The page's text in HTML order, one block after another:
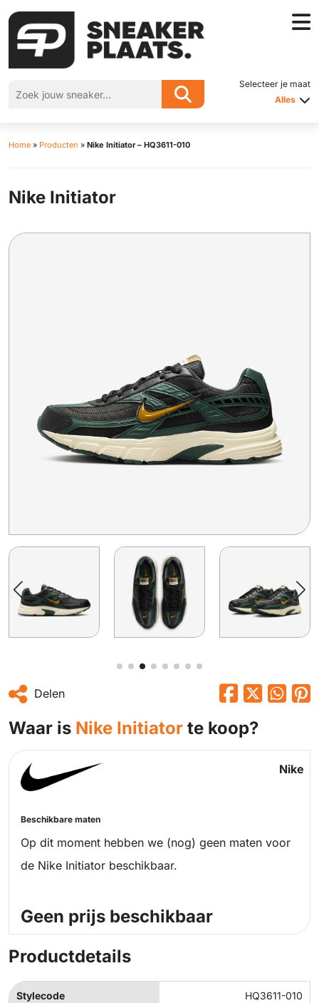
Selecteer je maat
Alles
Home » Producten » Nike Initiator – HQ3611-010
Nike Initiator
Delen
Waar is Nike Initiator te koop?
Nike
Beschikbare maten
Op dit moment hebben we (nog) geen maten voor
de Nike Initiator beschikbaar.
Geen prijs beschikbaar
Productdetails
Stylecode HQ3611-010